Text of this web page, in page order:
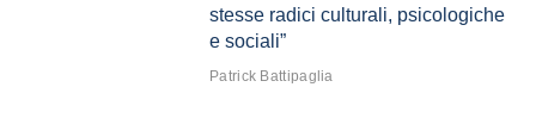
stesse radici culturali, psicologiche
e sociali”
Patrick Battipaglia